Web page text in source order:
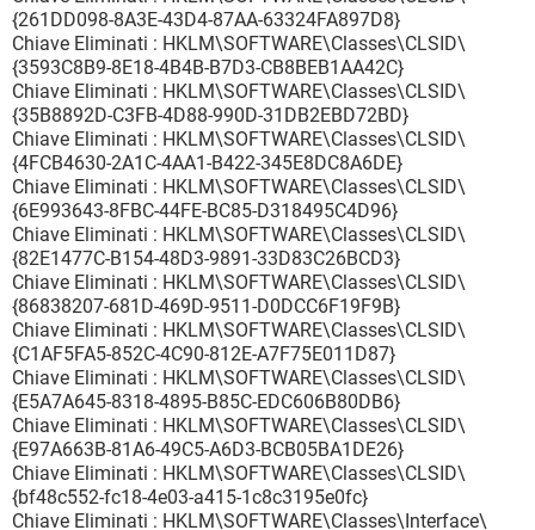
{261DD098-8A3E-43D4-87AA-63324FA897D8}
Chiave Eliminati : HKLM\SOFTWARE\Classes\CLSID\
{3593C8B9-8E18-4B4B-B7D3-CB8BEB1AA42C}
Chiave Eliminati : HKLM\SOFTWARE\Classes\CLSID\
{35B8892D-C3FB-4D88-990D-31DB2EBD72BD}
Chiave Eliminati : HKLM\SOFTWARE\Classes\CLSID\
{4FCB4630-2A1C-4AA1-B422-345E8DC8A6DE}
Chiave Eliminati : HKLM\SOFTWARE\Classes\CLSID\
{6E993643-8FBC-44FE-BC85-D318495C4D96}
Chiave Eliminati : HKLM\SOFTWARE\Classes\CLSID\
{82E1477C-B154-48D3-9891-33D83C26BCD3}
Chiave Eliminati : HKLM\SOFTWARE\Classes\CLSID\
{86838207-681D-469D-9511-D0DCC6F19F9B}
Chiave Eliminati : HKLM\SOFTWARE\Classes\CLSID\
{C1AF5FA5-852C-4C90-812E-A7F75E011D87}
Chiave Eliminati : HKLM\SOFTWARE\Classes\CLSID\
{E5A7A645-8318-4895-B85C-EDC606B80DB6}
Chiave Eliminati : HKLM\SOFTWARE\Classes\CLSID\
{E97A663B-81A6-49C5-A6D3-BCB05BA1DE26}
Chiave Eliminati : HKLM\SOFTWARE\Classes\CLSID\
{bf48c552-fc18-4e03-a415-1c8c3195e0fc}
Chiave Eliminati : HKLM\SOFTWARE\Classes\Interface\